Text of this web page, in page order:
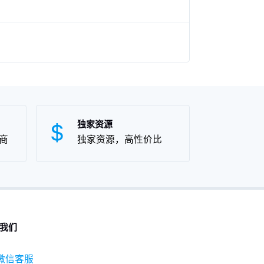
独家资源
独家资源，高性价比
们
信客服